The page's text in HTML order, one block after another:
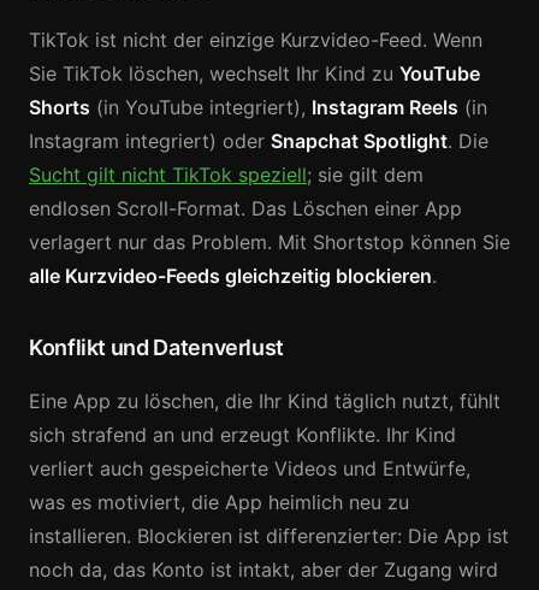
TikTok ist nicht der einzige Kurzvideo-Feed. Wenn
Sie TikTok löschen, wechselt Ihr Kind zu YouTube
Shorts (in YouTube integriert), Instagram Reels (in
Instagram integriert) oder Snapchat Spotlight. Die
Sucht gilt nicht TikTok speziell; sie gilt dem
endlosen Scroll-Format. Das Löschen einer App
verlagert nur das Problem. Mit Shortstop können Sie
alle Kurzvideo-Feeds gleichzeitig blockieren.
Konflikt und Datenverlust
Eine App zu löschen, die Ihr Kind täglich nutzt, fühlt
sich strafend an und erzeugt Konflikte. Ihr Kind
verliert auch gespeicherte Videos und Entwürfe,
was es motiviert, die App heimlich neu zu
installieren. Blockieren ist differenzierter: Die App ist
noch da, das Konto ist intakt, aber der Zugang wird